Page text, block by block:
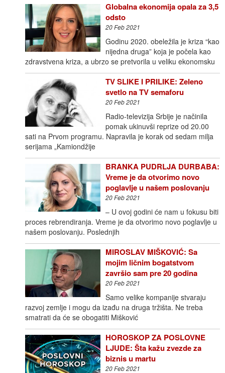
Globalna ekonomija opala za 3,5
odsto
20 Feb 2021
Godinu 2020. obeležila je kriza “kao
nijedna druga” koja je počela kao
zdravstvena kriza, a ubrzo se pretvorila u veliku ekonomsku
TV SLIKE I PRILIKE: Zeleno
svetlo na TV semaforu
20 Feb 2021
Radio-televizija Srbije je načinila
pomak ukinuvši reprize od 20.00
sati na Prvom programu. Napravila je korak od sedam milja
serijama „Kamiondžije
BRANKA PUDRLJA DURBABA:
Vreme je da otvorimo novo
poglavlje u našem poslovanju
20 Feb 2021
– U ovoj godini će nam u fokusu biti
proces rebrendiranja. Vreme je da otvorimo novo poglavlje u
našem poslovanju. Poslednjih
MIROSLAV MIŠKOVIĆ: Sa
mojim ličnim bogatstvom
završio sam pre 20 godina
20 Feb 2021
Samo velike kompanije stvaraju
razvoj zemlje i mogu da izađu na druga tržišta. Ne treba
smatrati da će se obogatiti Mišković
HOROSKOP ZA POSLOVNE
LJUDE: Šta kažu zvezde za
biznis u martu
20 Feb 2021